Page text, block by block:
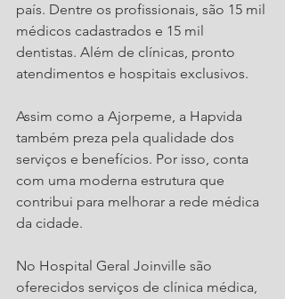
país. Dentre os profissionais, são 15 mil
médicos cadastrados e 15 mil
dentistas. Além de clínicas, pronto
atendimentos e hospitais exclusivos.
Assim como a Ajorpeme, a Hapvida
também preza pela qualidade dos
serviços e benefícios. Por isso, conta
com uma moderna estrutura que
contribui para melhorar a rede médica
da cidade.
No Hospital Geral Joinville são
oferecidos serviços de clínica médica,